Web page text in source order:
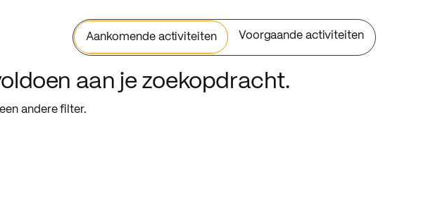
Aankomende activiteiten Voorgaande activiteiten
aan je zoekopdracht.
andere filter.